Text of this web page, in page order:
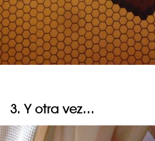
3. Y otra vez…